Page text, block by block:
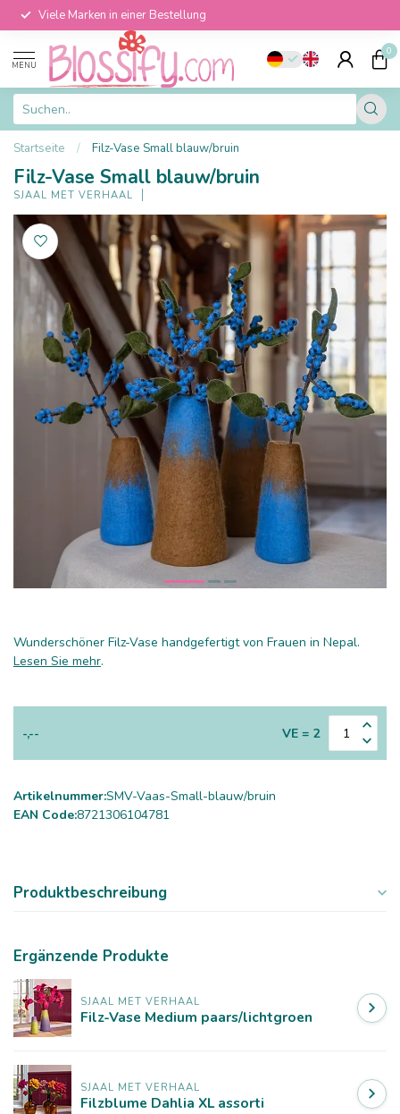
Viele Marken in einer Bestellung
MENU
0
Startseite / Filz-Vase Small blauw/bruin
Filz-Vase Small blauw/bruin
SJAAL MET VERHAAL
Wunderschöner Filz-Vase handgefertigt von Frauen in Nepal.
Lesen Sie mehr.
-,-- VE = 2
Artikelnummer:SMV-Vaas-Small-blauw/bruin
EAN Code:8721306104781
Produktbeschreibung
Ergänzende Produkte
SJAAL MET VERHAAL
Filz-Vase Medium paars/lichtgroen
SJAAL MET VERHAAL
Filzblume Dahlia XL assorti